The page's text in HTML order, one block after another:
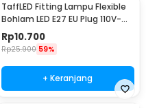
TaffLED Fitting Lampu Flexible
Bohlam LED E27 EU Plug 110V-
220V - HF-300
Rp10.700
Rp25.900 59%
+ Keranjang